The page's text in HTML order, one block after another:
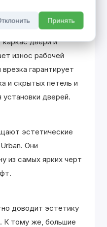
делает дверь
каркас двери и
износ рабочей
гарантирует
и скрытых петель и
дверей.
эстетические
Они
из самых ярких черт
доводит эстетику
К тому же, большие
Принять